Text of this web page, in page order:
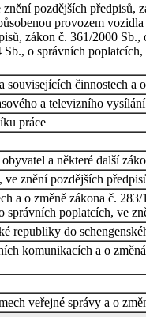
pozdějších
provozem
zákon č. 361/2000
o správních
činnostech a
a televizního
práce
a některé další
znění pozdějších
a o změně zákona č.
poplatcích, ve
republiky do
komunikacích a o
veřejné správy a o